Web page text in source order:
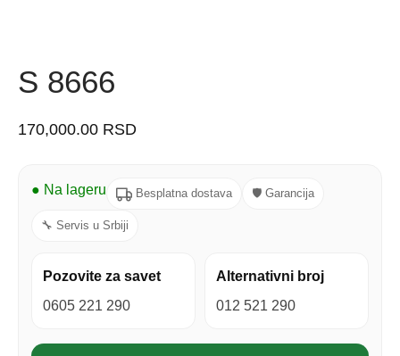
S 8666
170,000.00 RSD
● Na lageru Besplatna dostava 🛡 Garancija
🔧 Servis u Srbiji
Pozovite za savet
0605 221 290
Alternativni broj
012 521 290